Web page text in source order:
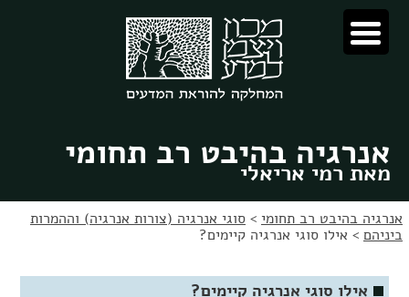
לתוכן
לניווט
אנרגיה בהיבט רב תחומי
מאת רמי אריאלי
אנרגיה בהיבט רב תחומי > סוגי אנרגיה (צורות אנרגיה) וההמרות
ביניהם > אילו סוגי אנרגיה קיימים?
אילו סוגי אנרגיה קיימים?